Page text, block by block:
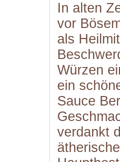
In alten
vor
als
Würzen
ein
Sauce
verdankt